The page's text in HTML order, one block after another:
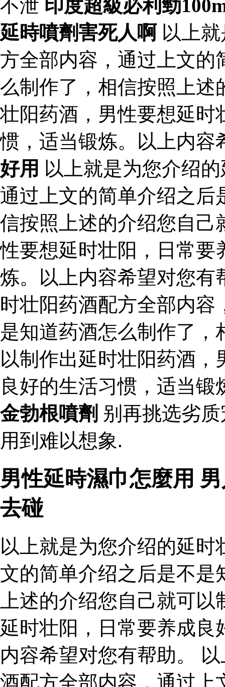
不泄 印度超級必利勁
延時噴劑害死人啊以上就
方全部内容，通过上文的
么制作了，相信按照上述
壮阳药酒，男性要想延时
惯，适当锻炼。以上内
好用 以上就是为您介绍
通过上文的简单介绍之后
信按照上述的介绍您自己
性要想延时壮阳，日常要
炼。以上内容希望对您有
时壮阳药酒配方全部内
是知道药酒怎么制作了
以制作出延时壮阳药酒
良好的生活习惯，适当
金勃根噴劑 别再挑选劣
用到难以想象.
男性延時濕巾怎麼用
去碰
以上就是为您介绍的延
文的简单介绍之后是不是
上述的介绍您自己就可
延时壮阳，日常要养成良
内容希望对您有帮助。
酒配方全部内容，通过上